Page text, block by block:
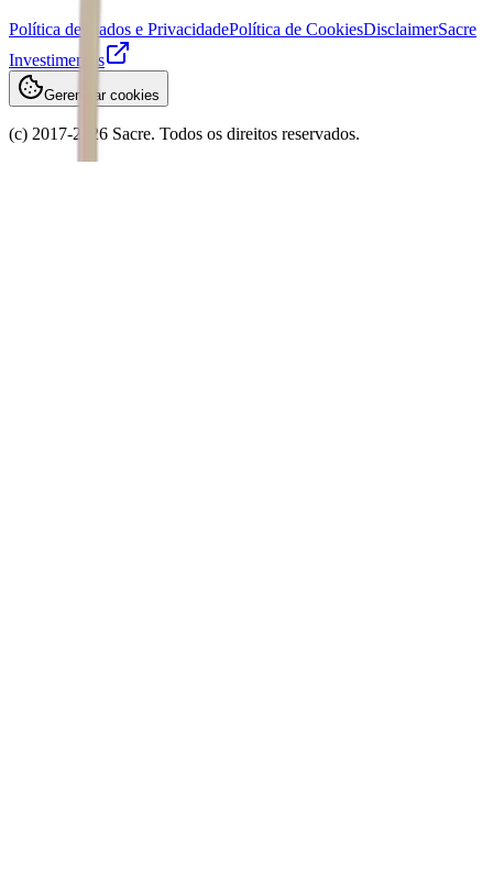
Política de Dados e PrivacidadePolítica de CookiesDisclaimerSacre
Investimentos
Gerenciar cookies
(c) 2017-2026 Sacre. Todos os direitos reservados.